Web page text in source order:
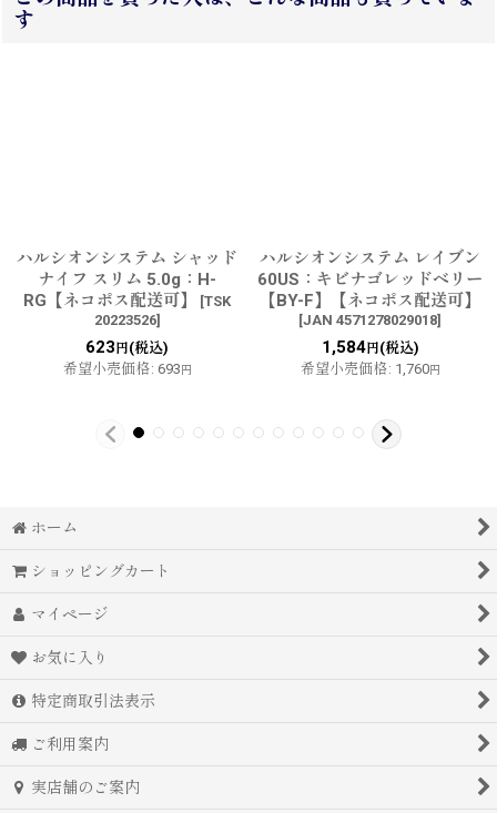
す
ハルシオンシステム シャッド
ナイフ スリム 5.0g：H-
RG【ネコポス配送可】
[TSK
20223526]
623 円(税込)
希望小売価格: 693 円
ハルシオンシステム レイブン
60US：キビナゴレッドベリー
【BY-F】【ネコポス配送可】
[JAN 4571278029018]
1,584円(税込)
希望小売価格: 1,760円
ホーム
ショッピングカート
マイページ
お気に入り
特定商取引法表示
ご利用案内
実店舗のご案内